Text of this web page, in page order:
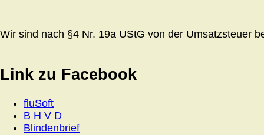
Wir sind nach §4 Nr. 19a UStG von der Umsatzsteuer
Link zu Facebook
fluSoft
B H V D
Blindenbrief